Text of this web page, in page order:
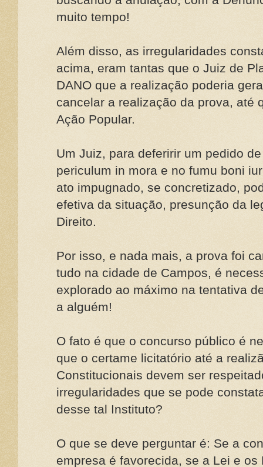
muito tempo!
Além disso, as irregularidades
acima, eram tantas que o Juiz de
DANO que a realização poderia
cancelar a realização da prova, até
Ação Popular.
Um Juiz, para deferirir um pedido
periculum in mora e no fumu boni
ato impugnado, se concretizado,
efetiva da situação, presunção da
Direito.
Por isso, e nada mais, a prova foi
tudo na cidade de Campos, é
explorado ao máximo na tentativa
a alguém!
O fato é que o concurso público é
que o certame licitatório até a
Constitucionais devem ser
irregularidades que se pode
desse tal Instituto?
O que se deve perguntar é: Se a
empresa é favorecida, se a Lei e os